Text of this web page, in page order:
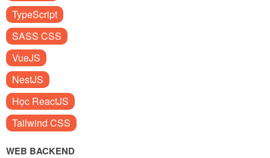
TypeScript
SASS CSS
VueJS
NestJS
Học ReactJS
Tailwind CSS
WEB BACKEND